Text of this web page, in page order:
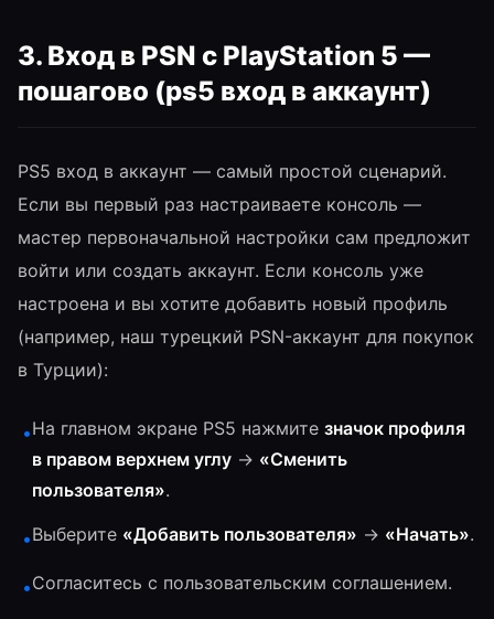
3. Вход в PSN с PlayStation 5 —
пошагово (ps5 вход в аккаунт)
PS5 вход в аккаунт — самый простой сценарий.
Если вы первый раз настраиваете консоль —
мастер первоначальной настройки сам предложит
войти или создать аккаунт. Если консоль уже
настроена и вы хотите добавить новый профиль
(например, наш турецкий PSN-аккаунт для покупок
в Турции):
•На главном экране PS5 нажмите значок профиля
в правом верхнем углу → «Сменить
пользователя».
•Выберите «Добавить пользователя» → «Начать».
•Согласитесь с пользовательским соглашением.